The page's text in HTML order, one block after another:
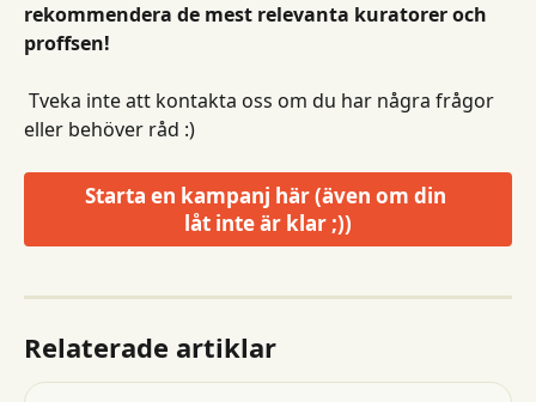
rekommendera de mest relevanta kuratorer och
proffsen!
eller behöver råd :)
Starta en kampanj här (även om din
låt inte är klar ;))
Relaterade artiklar